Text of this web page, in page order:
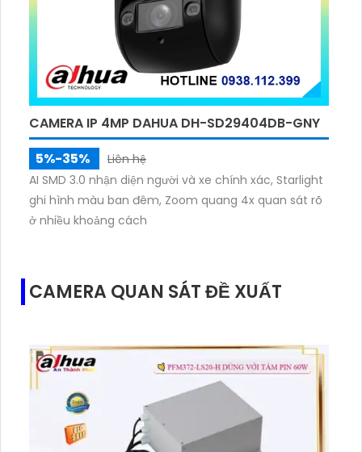
CAMERA IP 4MP DAHUA DH-SD29404DB-GNY
5%-35%
Liên hệ
AI SMD 3.0 nhận diện người và xe chính xác, Starlight
ghi hình màu ban đêm, Zoom quang 4x quan sát rõ
ở nhiều khoảng cách
CAMERA QUAN SÁT ĐỀ XUẤT